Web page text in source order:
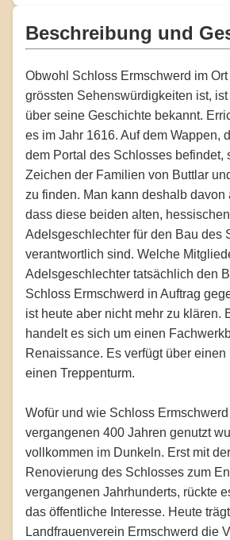
Beschreibung und
Obwohl Schloss Ermschwerd im
grössten Sehenswürdigkeiten ist,
über seine Geschichte bekannt.
es im Jahr 1616. Auf dem Wappen,
dem Portal des Schlosses befindet,
Zeichen der Familien von Buttlar
zu finden. Man kann deshalb davon
dass diese beiden alten, hessischen
Adelsgeschlechter für den Bau des
verantwortlich sind. Welche
Adelsgeschlechter tatsächlich den
Schloss Ermschwerd in Auftrag
ist heute aber nicht mehr zu klären.
handelt es sich um einen
Renaissance. Es verfügt über einen
einen Treppenturm.
Wofür und wie Schloss
vergangenen 400 Jahren genutzt
vollkommen im Dunkeln. Erst mit der
Renovierung des Schlosses zum
vergangenen Jahrhunderts, rückte
das öffentliche Interesse. Heute
Landfrauenverein Ermschwerd die